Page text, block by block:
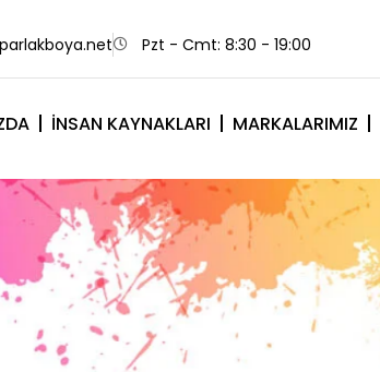
Pzt - Cmt: 8:30 - 19:00
İNSAN KAYNAKLARI MARKALARIMIZ